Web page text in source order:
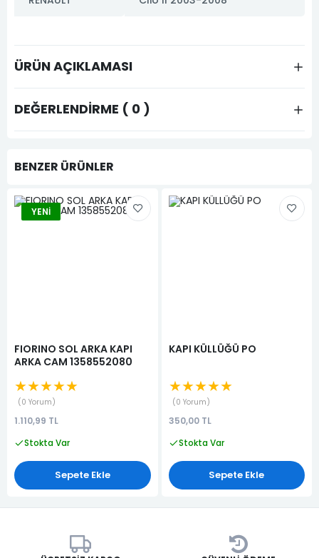
ÜRÜN AÇIKLAMASI
DEĞERLENDIRME ( 0 )
BENZER ÜRÜNLER
YENI
FIORINO SOL ARKA KAPI
ARKA CAM 1358552080
★★★★★
0 Yorum
1.110,99 TL
Stokta Var
Sepete Ekle
KAPI KÜLLÜĞÜ PO
★★★★★
0 Yorum
350,00 TL
Stokta Var
Sepete Ekle